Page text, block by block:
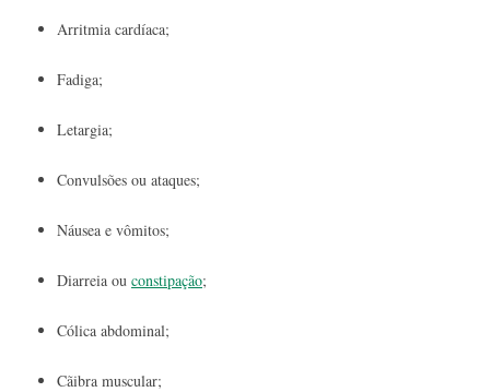
Arritmia cardíaca;
Fadiga;
Letargia;
Convulsões ou ataques;
Náusea e vômitos;
Diarreia ou constipação;
Cólica abdominal;
Cãibra muscular;